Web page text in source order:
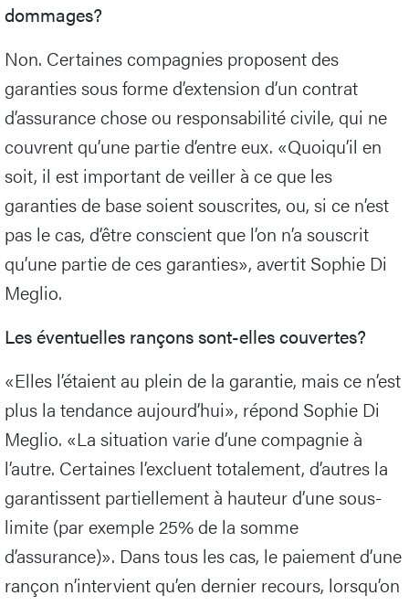
dommages?
Non. Certaines compagnies proposent des
garanties sous forme d’extension d’un contrat
d’assurance chose ou responsabilité civile, qui ne
couvrent qu’une partie d’entre eux. «Quoiqu’il en
soit, il est important de veiller à ce que les
garanties de base soient souscrites, ou, si ce n’est
pas le cas, d’être conscient que l’on n’a souscrit
qu’une partie de ces garanties», avertit Sophie Di
Meglio.
Les éventuelles rançons sont-elles couvertes?
«Elles l’étaient au plein de la garantie, mais ce n’est
plus la tendance aujourd’hui», répond Sophie Di
Meglio. «La situation varie d’une compagnie à
l’autre. Certaines l’excluent totalement, d’autres la
garantissent partiellement à hauteur d’une sous-
limite (par exemple 25% de la somme
d’assurance)». Dans tous les cas, le paiement d’une
rançon n’intervient qu’en dernier recours, lorsqu’on